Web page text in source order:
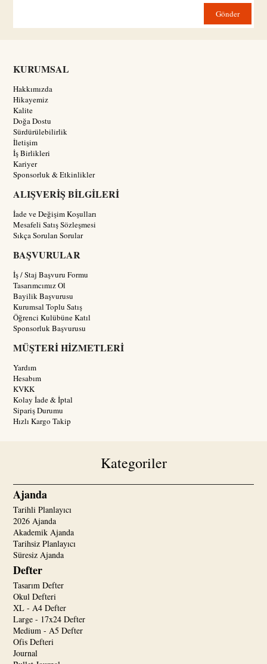
Gönder
KURUMSAL
Hakkımızda
Hikayemiz
Kalite
Doğa Dostu
Sürdürülebilirlik
İletişim
İş Birlikleri
Kariyer
Sponsorluk & Etkinlikler
ALIŞVERİŞ BİLGİLERİ
İade ve Değişim Koşulları
Mesafeli Satış Sözleşmesi
Sıkça Sorulan Sorular
BAŞVURULAR
İş / Staj Başvuru Formu
Tasarımcımız Ol
Bayilik Başvurusu
Kurumsal Toplu Satış
Öğrenci Kulübüne Katıl
Sponsorluk Başvurusu
MÜŞTERİ HİZMETLERİ
Yardım
Hesabım
KVKK
Kolay İade & İptal
Sipariş Durumu
Hızlı Kargo Takip
Kategoriler
Ajanda
Tarihli Planlayıcı
2026 Ajanda
Akademik Ajanda
Tarihsiz Planlayıcı
Süresiz Ajanda
Defter
Tasarım Defter
Okul Defteri
XL - A4 Defter
Large - 17x24 Defter
Medium - A5 Defter
Ofis Defteri
Journal